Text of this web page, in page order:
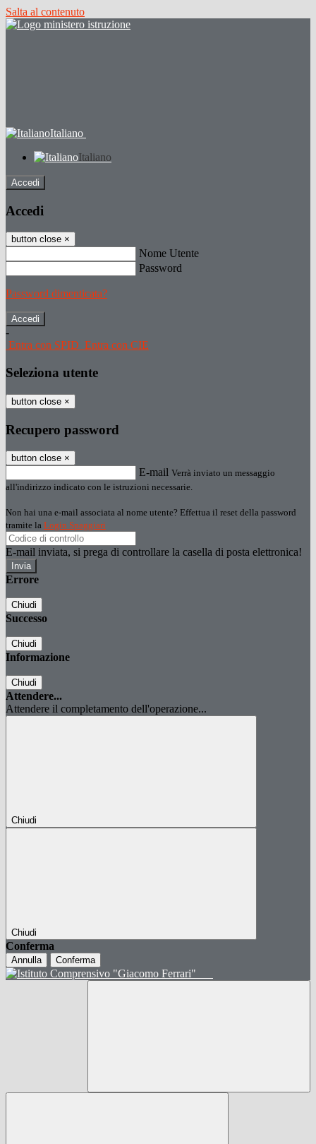
Salta al contenuto
Italiano
Italiano
Accedi
Accedi
button close ×
Nome Utente
Password
Password dimenticata?
-
Entra con SPID Entra con CIE
Seleziona utente
button close ×
Recupero password
button close ×
E-mail Verrà inviato un messaggio
all'indirizzo indicato con le istruzioni necessarie.
Non hai una e-mail associata al nome utente? Effettua il reset della password
tramite la Login Spaggiari
E-mail inviata, si prega di controllare la casella di posta elettronica!
Errore
Chiudi
Successo
Chiudi
Informazione
Chiudi
Attendere...
Attendere il completamento dell'operazione...
Chiudi
Chiudi
Conferma
Annulla Conferma